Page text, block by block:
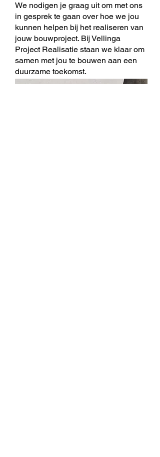
We nodigen je graag uit om met ons
in gesprek te gaan over hoe we jou
kunnen helpen bij het realiseren van
jouw bouwproject. Bij Vellinga
Project Realisatie staan we klaar om
samen met jou te bouwen aan een
duurzame toekomst.